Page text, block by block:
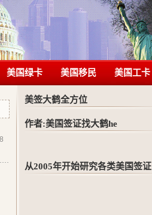
美国绿卡 美国移民 美国工卡
美签大鹤全方位
作者:美国签证找大鹤he
从2005年开始研究各类美国签证